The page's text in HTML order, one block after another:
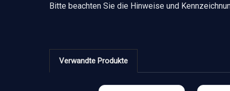
Bitte beachten Sie die Hinweise und
Verwandte Produkte